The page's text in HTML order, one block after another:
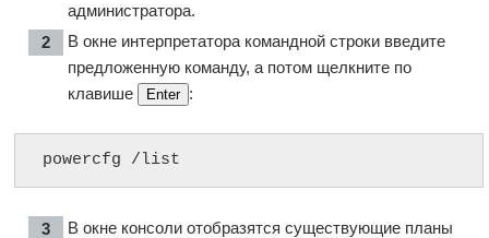
администратора.
В окне интерпретатора командной строки введите
предложенную команду, а потом щелкните по
клавише
Enter :
powercfg /list
В окне консоли отобразятся существующие планы